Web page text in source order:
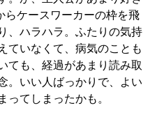
らケースワーカーの枠を飛
、ハラハラ。ふたりの気持
ていなくて、病気のことも
ても、経過があまり読み取
。いい人ばっかりで、よい
ってしまったかも。